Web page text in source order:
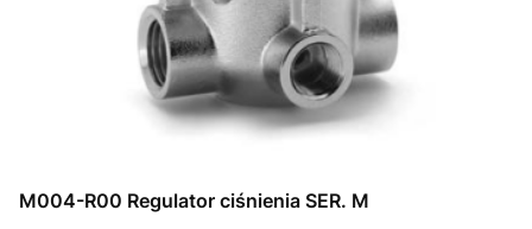
M004-R00 Regulator ciśnienia SER. M